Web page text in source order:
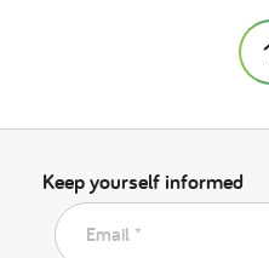
Keep yourself informed
Email *